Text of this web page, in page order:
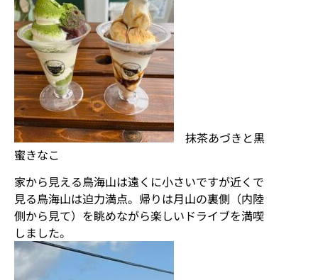
抹茶あづきと黒
蜜きなこ
家から見える鳥海山は遠くに小さいですが近くで
見る鳥海山は迫力満点。帰りは月山の裏側（内陸
側から見て）を眺めながら楽しいドライブを満喫
しました。